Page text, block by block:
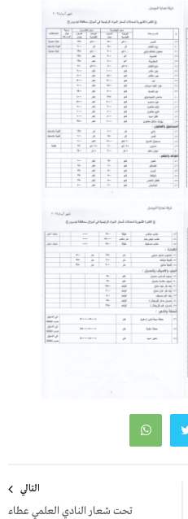
التالي
تحت شعار النادي العلمي عطاء